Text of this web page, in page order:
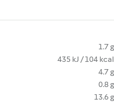
1.7 g
435 kJ / 104 kcal
4.7 g
0.8 g
13.6 g